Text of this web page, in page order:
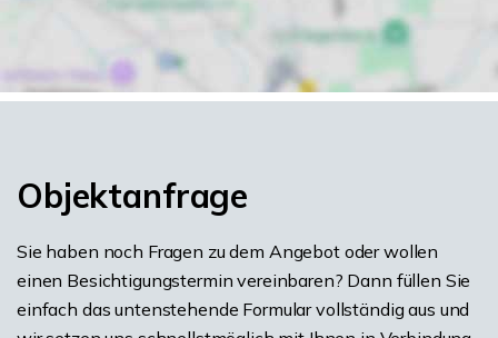
Objektanfrage
Sie haben noch Fragen zu dem Angebot oder wollen
einen Besichtigungstermin vereinbaren? Dann füllen Sie
einfach das untenstehende Formular vollständig aus und